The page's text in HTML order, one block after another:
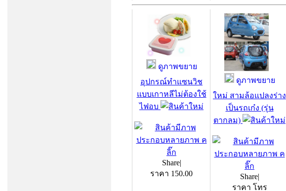
ดูภาพขยาย
อุปกรณ์ทำแซนวิช
แบบเกาหลีไม่ต้องใช้
ไฟอบ
Share|
ราคา 150.00
ดูภาพขยาย
ใหม่ สามล้อแปลงร่าง
เป็นรถเก๋ง (รุ่น
ตากลม)
Share|
ราคา โทร